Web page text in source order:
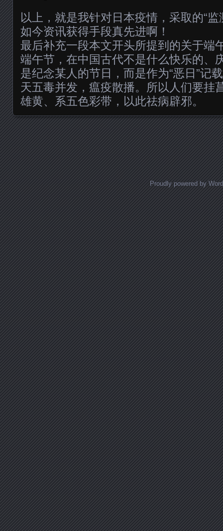
以上，就是我针对日本疫情，采取的“
如今资讯获得手段真先进啊！
最后补充一段本文开头所提到的关于端
端午节，在中国古代不是什么快乐的、
是纪念某人的节日，而是作为“恶日”记
天五毒并发，瘟疫散播。所以人们要挂
雄黄、系五色彩带，以此祛病辟邪。
Proudly powered by